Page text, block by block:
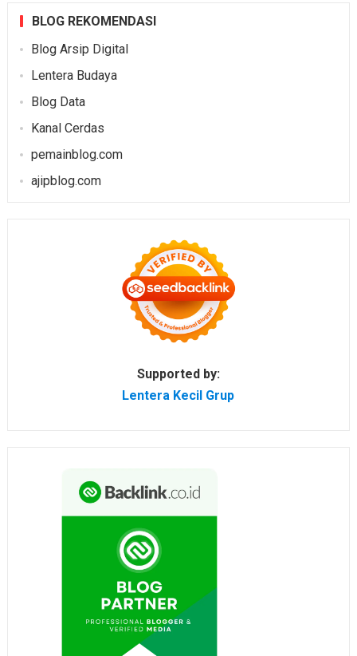
BLOG REKOMENDASI
Blog Arsip Digital
Lentera Budaya
Blog Data
Kanal Cerdas
pemainblog.com
ajipblog.com
Supported by:
Lentera Kecil Grup